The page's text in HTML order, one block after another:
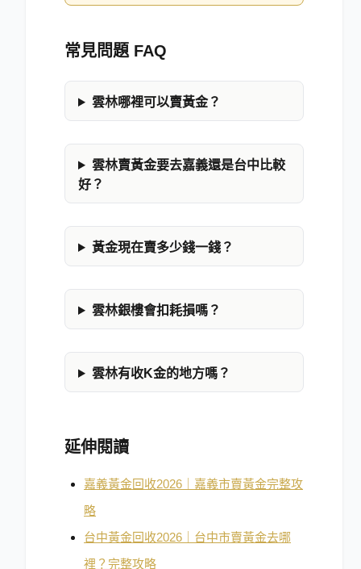
常見問題 FAQ
雲林哪裡可以賣黃金？
雲林賣黃金要去嘉義還是台中比較
好？
黃金現在賣多少錢一錢？
雲林銀樓會扣耗損嗎？
雲林有收K金的地方嗎？
延伸閱讀
嘉義黃金回收2026｜嘉義市賣黃金完整攻
略
台中黃金回收2026｜台中市賣黃金去哪
裡？完整攻略